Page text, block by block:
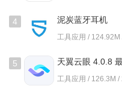
交易过程中的权益得到有效
房产市场的动态和趋势，
4
泥炭蓝牙耳机
SOUNDPEATS
工具应用 /
5 天翼云眼 4.0.8
工具应用 / 126.3M